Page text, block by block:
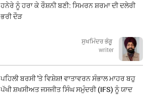
ਹਨੇਰੇ ਨੂੰ ਹਰਾ ਕੇ ਰੌਸ਼ਨੀ ਬਣੀ: ਸਿਮਰਨ ਸ਼ਰਮਾ ਦੀ ਦਲੇਰੀ
ਭਰੀ ਦੌੜ
ਸੁਖਮਿੰਦਰ ਭੰਗੂ
writer
ਪਹਿਲੀ ਬਰਸੀ 'ਤੇ ਵਿਸ਼ੇਸ਼! ਵਾਤਾਵਰਨ ਸੰਭਾਲ ਮਾਹਰ ਬਹੁ
ਪੱਖੀ ਸ਼ਖਸੀਅਤ ਜਸਜੀਤ ਸਿੰਘ ਸਮੁੰਦਰੀ (IFS) ਨੂੰ ਯਾਦ